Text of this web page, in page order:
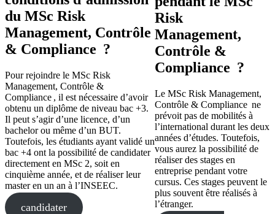
du MSc Risk
Management, Contrôle
& Compliance ?
Pour rejoindre le MSc Risk
Management, Contrôle &
Compliance , il est nécessaire d’avoir
obtenu un diplôme de niveau bac +3.
Il peut s’agir d’une licence, d’un
bachelor ou même d’un BUT.
Toutefois, les étudiants ayant validé un
bac +4 ont la possibilité de candidater
directement en MSc 2, soit en
cinquième année, et de réaliser leur
master en un an à l’INSEEC.
candidater
Risk
Management,
Contrôle &
Compliance ?
Le MSc Risk Management,
Contrôle & Compliance ne
prévoit pas de mobilités à
l’international durant les deux
années d’études. Toutefois,
vous aurez la possibilité de
réaliser des stages en
entreprise pendant votre
cursus. Ces stages peuvent le
plus souvent être réalisés à
l’étranger.